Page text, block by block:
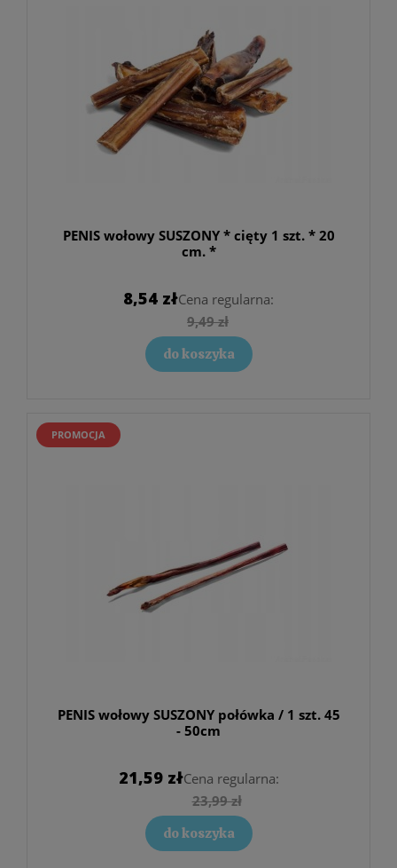
PENIS wołowy SUSZONY * cięty 1 szt. * 20
cm. *
8,54 złCena regularna:
9,49 zł
do koszyka
PENIS wołowy SUSZONY połówka / 1 szt. 45
- 50cm
21,59 złCena regularna:
23,99 zł
do koszyka
PROMOCJA